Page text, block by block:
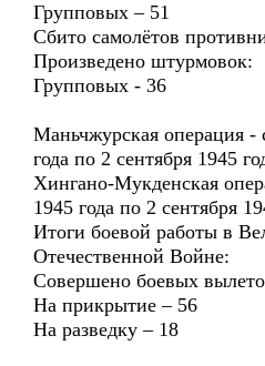
Групповых – 51
Сбито самолётов
Произведено штурмовок:
Групповых - 36
Маньчжурская операция -
года по 2 сентября 1945
Хингано-Мукденская
1945 года по 2 сентября
Итоги боевой работы в
Отечественной Войне:
Совершено боевых
На прикрытие – 56
На разведку – 18